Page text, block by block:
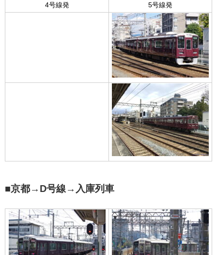
4号線発 5号線発
■京都→D号線→入庫列車